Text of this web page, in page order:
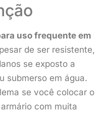
uso frequente em
de ser resistente,
se exposto a
submerso em água.
se você colocar o
com muita